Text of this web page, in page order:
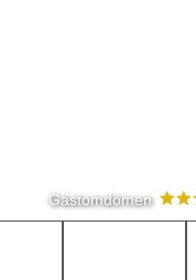
Gästomdömen